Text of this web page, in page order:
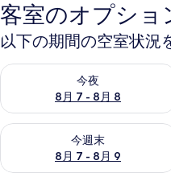
客室のオプショ
以下の期間の空室状況
今夜
8月 7 - 8月 8
今夜 8月 7 - 8月 8 の空室状況
今週末
8月 7 - 8月 9
今週末 8月 7 - 8月 9 の空室状